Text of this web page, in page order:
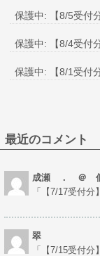
保護中: 【8/5受付
保護中: 【8/4受付
保護中: 【8/1受付
最近のコメント
成瀬 ． ＠
「
【7/17受付
翠
「
【7/15受付分